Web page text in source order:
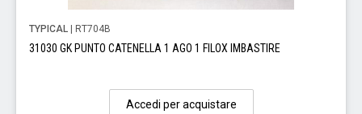
TYPICAL | RT704B
31030 GK PUNTO CATENELLA 1 AGO 1 FILOX IMBASTIRE
Accedi per acquistare